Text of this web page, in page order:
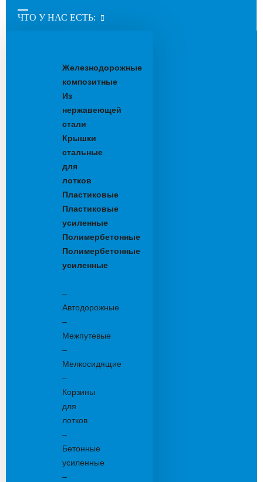
ЧТО У НАС ЕСТЬ:
Железнодорожные
композитные
Из
нержавеющей
стали
Крышки
стальные
для
лотков
Пластиковые
Пластиковые
усиленные
Полимербетонные
Полимербетонные
усиленные
–
Автодорожные
–
Межпутевые
–
Мелкосидящие
–
Корзины
для
лотков
–
Бетонные
усиленные
–